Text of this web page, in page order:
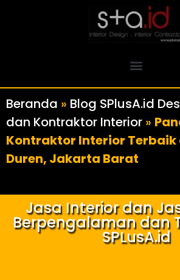
Beranda » Blog SPlusA.id
dan Kontraktor Interior »
Kontraktor Interior Terbaik
Duren, Jakarta Barat
Jasa Interior dan
Berpengalaman dan
SPLusA.id